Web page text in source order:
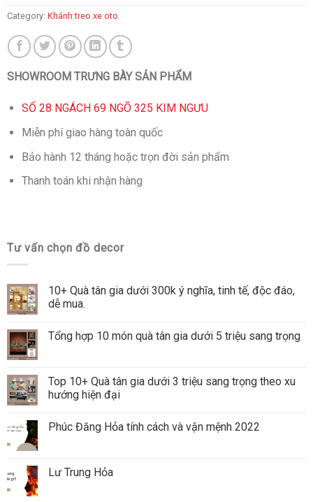
Category: Khánh treo xe oto
SHOWROOM TRƯNG BÀY SẢN PHẨM
SỐ 28 NGÁCH 69 NGÕ 325 KIM NGƯU
Miễn phí giao hàng toàn quốc
Bảo hành 12 tháng hoặc trọn đời sản phẩm
Thanh toán khi nhận hàng
Tư vấn chọn đồ decor
10+ Quà tân gia dưới 300k ý nghĩa, tinh tế, độc đáo,
dễ mua.
Tổng hợp 10 món quà tân gia dưới 5 triệu sang trọng
Top 10+ Quà tân gia dưới 3 triệu sang trọng theo xu
hướng hiện đại
Phúc Đăng Hỏa tính cách và vận mệnh 2022
Lư Trung Hỏa